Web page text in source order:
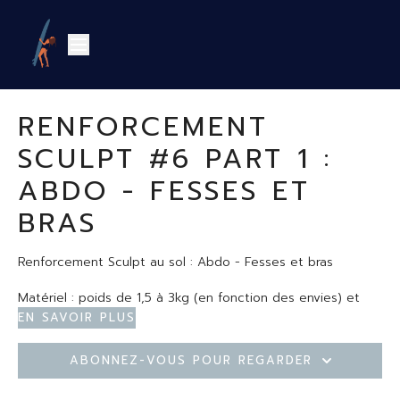
RENFORCEMENT
SCULPT #6 PART 1 :
ABDO - FESSES ET
BRAS
Renforcement Sculpt au sol : Abdo - Fesses et bras
Matériel : poids de 1,5 à 3kg (en fonction des envies) et
chaise
Attention pour les mamas-to-be demandez toujours l'avis
de votre médecin avant
En savoir plus
Abonnez-vous pour regarder